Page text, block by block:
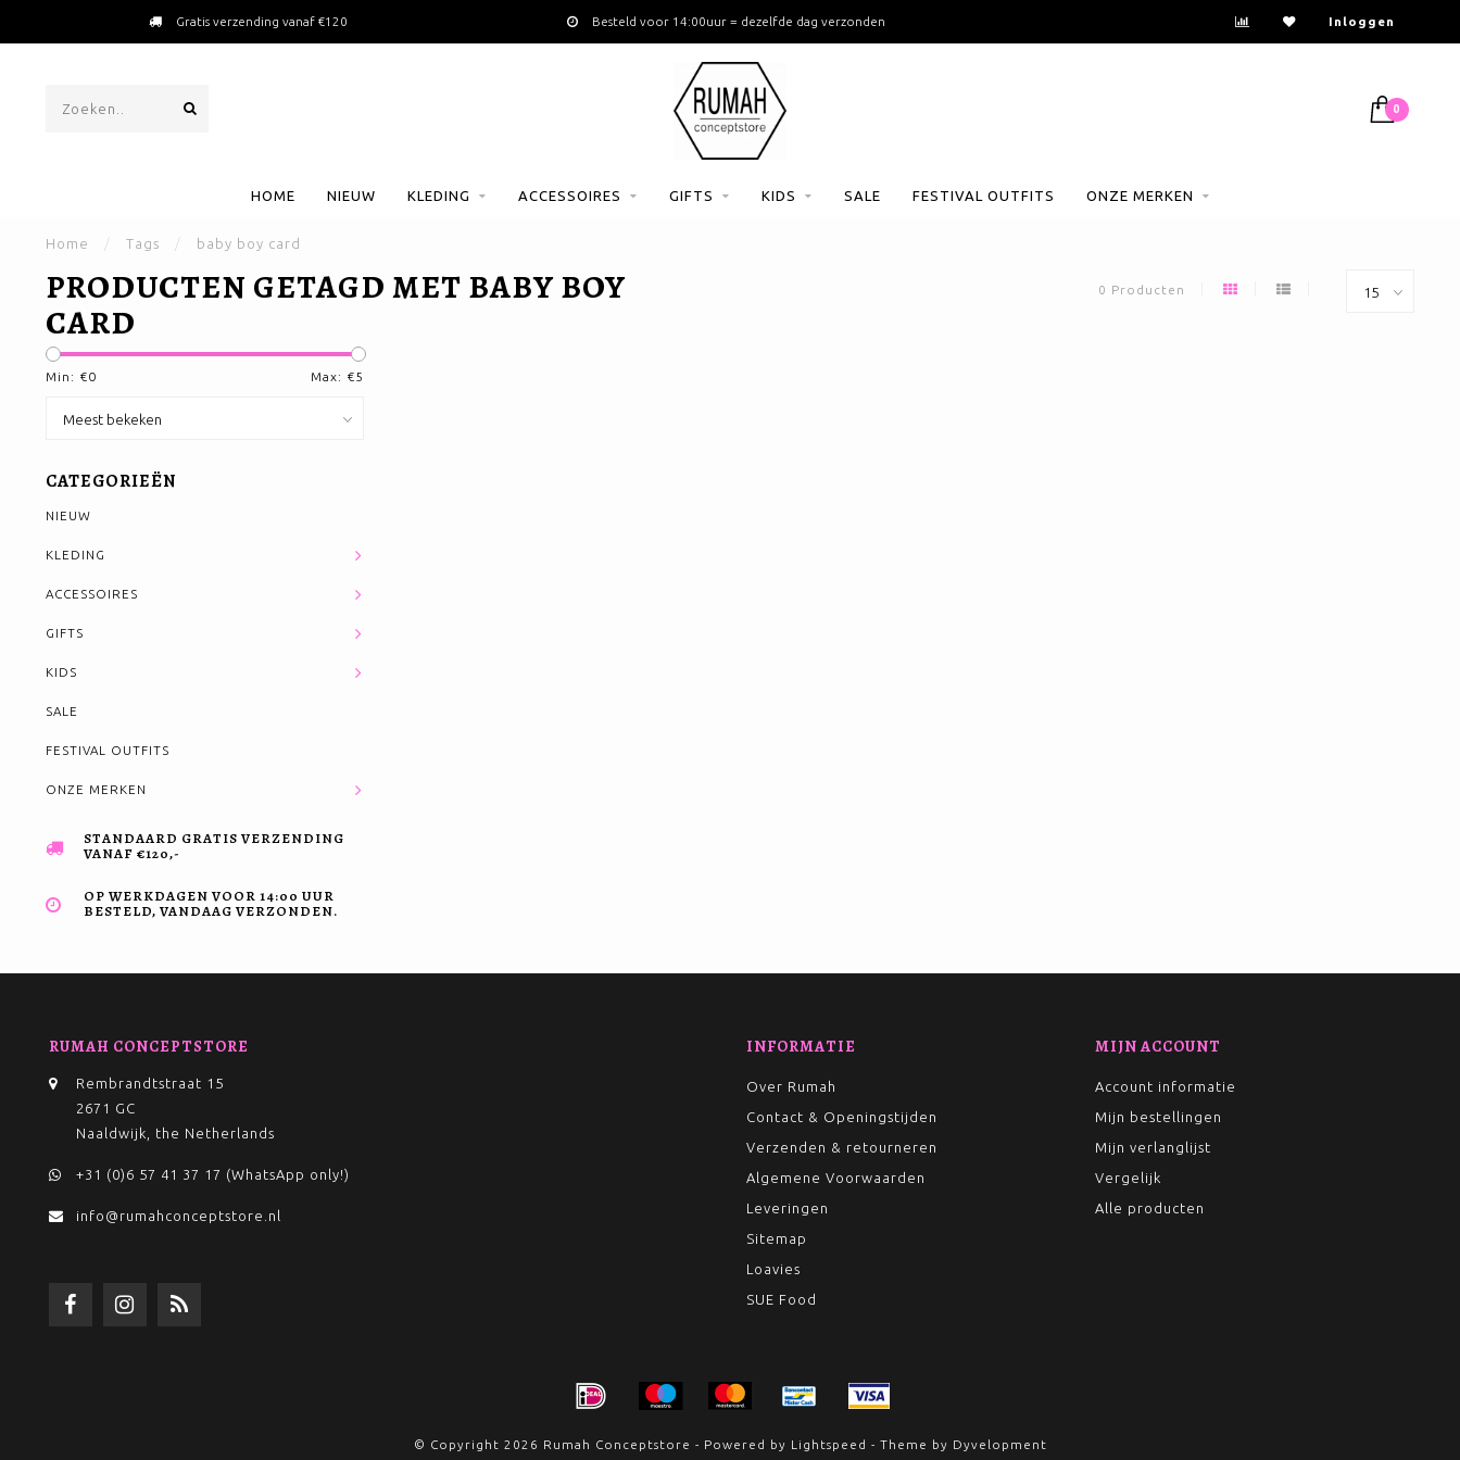
Gratis verzending vanaf €120 Besteld voor 14:00uur = dezelfde dag verzonden Inloggen
0
HOME NIEUW KLEDING ACCESSOIRES GIFTS KIDS SALE FESTIVAL OUTFITS ONZE MERKEN
Home / Tags / baby boy card
PRODUCTEN GETAGD MET BABY BOY
CARD
0 Producten
Min: €0 Max: €5
CATEGORIEËN
NIEUW
KLEDING
ACCESSOIRES
GIFTS
KIDS
SALE
FESTIVAL OUTFITS
ONZE MERKEN
STANDAARD GRATIS VERZENDING
VANAF €120,-
OP WERKDAGEN VOOR 14:00 UUR
BESTELD, VANDAAG VERZONDEN.
RUMAH CONCEPTSTORE
Rembrandtstraat 15
2671 GC
Naaldwijk, the Netherlands
+31 (0)6 57 41 37 17 (WhatsApp only!)
info@rumahconceptstore.nl
INFORMATIE
Over Rumah
Contact & Openingstijden
Verzenden & retourneren
Algemene Voorwaarden
Leveringen
Sitemap
Loavies
SUE Food
MIJN ACCOUNT
Account informatie
Mijn bestellingen
Mijn verlanglijst
Vergelijk
Alle producten
© Copyright 2026 Rumah Conceptstore - Powered by Lightspeed - Theme by Dyvelopment